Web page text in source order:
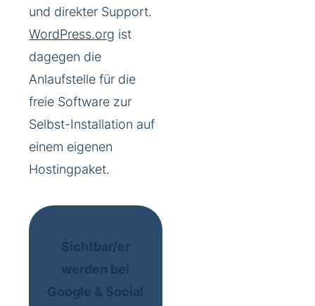
und direkter Support.
WordPress.org ist
dagegen die
Anlaufstelle für die
freie Software zur
Selbst-Installation auf
einem eigenen
Hostingpaket.
Sichtbar/er
werden bei
Google & Social